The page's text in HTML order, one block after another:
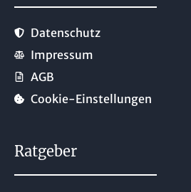
Datenschutz
Impressum
AGB
Cookie-Einstellungen
Ratgeber